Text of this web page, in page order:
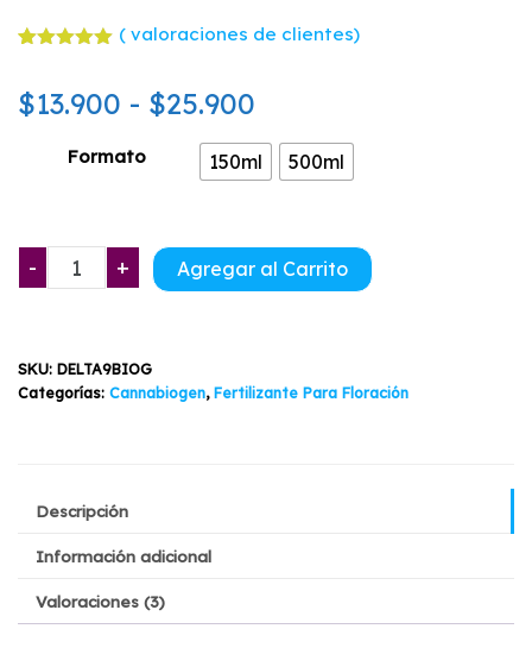
de 5 en
base a
clientes
( valoraciones de clientes)
$13.900 - $25.900
de
precios:
desde
$13.900
Formato 150ml 500ml
-
Delta
9
500ml
cantidad
+ Agregar al Carrito
SKU: DELTA9BIOG
Categorías: Cannabiogen,Fertilizante Para Floración
Descripción
Información adicional
Valoraciones (3)